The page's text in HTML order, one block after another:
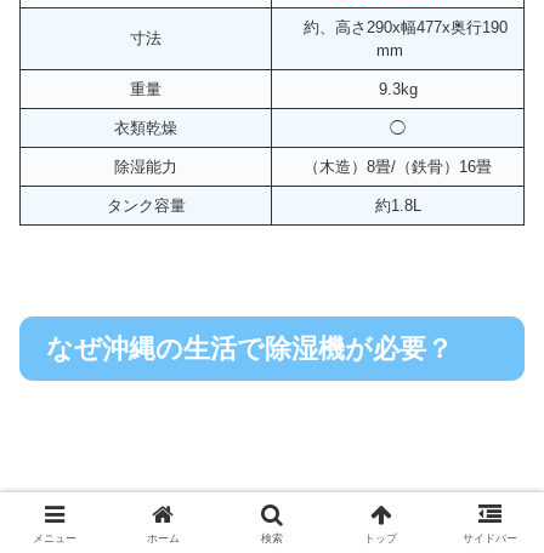
寸法
約、高さ290x幅477x奥行190
mm
重量 9.3kg
衣類乾燥 ◯
除湿能力 （木造）8畳/（鉄骨）16畳
タンク容量 約1.8L
なぜ沖縄の生活で除湿機が必要？
メニュー ホーム 検索 トップ サイドバー